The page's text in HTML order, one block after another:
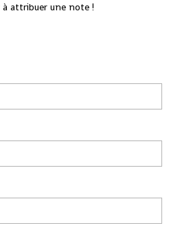
attribuer une note !